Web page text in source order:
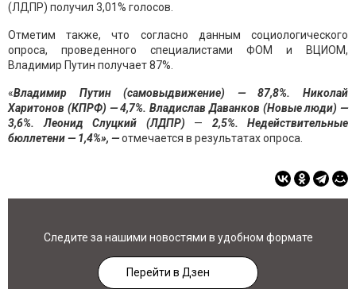
(ЛДПР) получил 3,01% голосов.
Отметим также, что согласно данным социологического
опроса, проведенного специалистами ФОМ и ВЦИОМ,
Владимир Путин получает 87%.
«Владимир Путин (самовыдвижение) — 87,8%. Николай
Харитонов (КПРФ) — 4,7%. Владислав Даванков (Новые люди) —
3,6%. Леонид Слуцкий (ЛДПР) — 2,5%.
Недействительные
бюллетени — 1,4%», —отмечается в результатах опроса.
Следите за нашими новостями в удобном формате
Перейти в Дзен